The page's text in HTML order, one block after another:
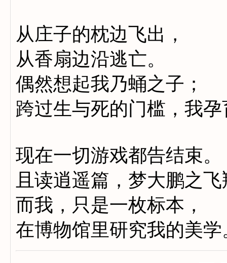
从庄子的枕边飞出，
从香扇边沿逃亡。
偶然想起我乃蛹之子；
跨过生与死的门槛，我
现在一切游戏都告结束。
且读逍遥篇，梦大鹏之
而我，只是一枚标本，
在博物馆里研究我的美学